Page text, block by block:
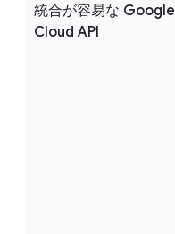
統合が容易な Google
Cloud API